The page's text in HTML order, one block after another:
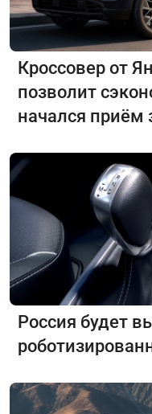
Кроссовер от
позволит
начался приём
Россия будет